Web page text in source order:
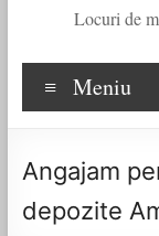
Locuri de
Meniu
Angajam
depozite